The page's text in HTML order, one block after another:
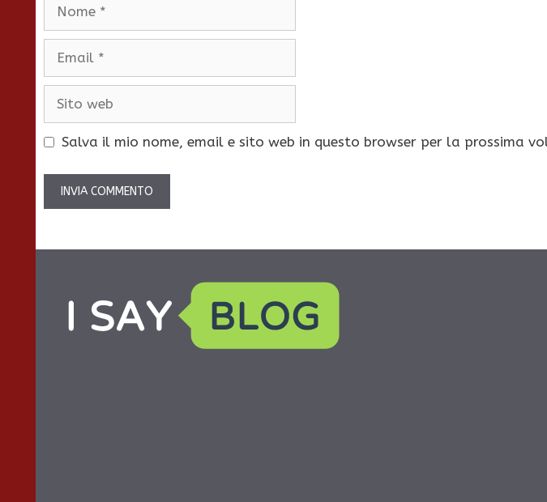
Email
Sito
Salva il mio nome, email e sito web in questo browser per la prossima